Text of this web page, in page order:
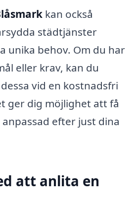
kan också
städtjänster
unika behov. Om du har
eller krav, kan du
vid en kostnadsfri
ger dig möjlighet att få
efter just dina
att anlita en